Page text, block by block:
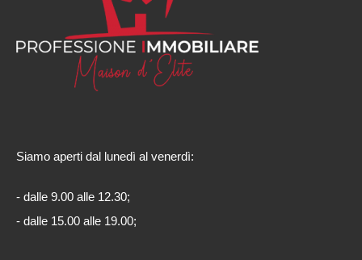
Siamo aperti dal lunedì al venerdì:
- dalle 9.00 alle 12.30;
- dalle 15.00 alle 19.00;